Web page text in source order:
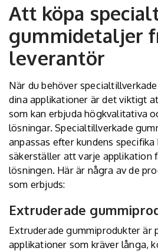
Att köpa
gummidetaljer
leverantör
När du behöver
dina applikationer är det viktigt
som kan erbjuda högkvalitativa
lösningar. Specialtillverkade
anpassas efter kundens
säkerställer att varje applikation
lösningen. Här är några av de
som erbjuds:
Extruderade
Extruderade gummiprodukter är
applikationer som kräver långa,